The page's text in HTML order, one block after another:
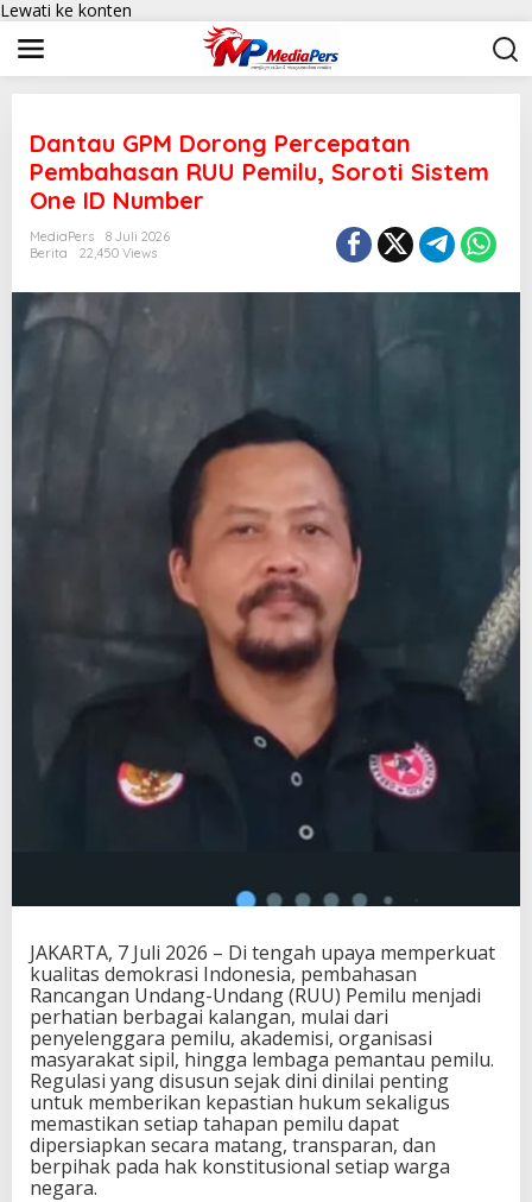
Lewati ke konten
Dantau GPM Dorong Percepatan
Pembahasan RUU Pemilu, Soroti Sistem
One ID Number
MediaPers
8 Juli 2026
Berita
22,450 Views
JAKARTA, 7 Juli 2026 – Di tengah upaya memperkuat
kualitas demokrasi Indonesia, pembahasan
Rancangan Undang-Undang (RUU) Pemilu menjadi
perhatian berbagai kalangan, mulai dari
penyelenggara pemilu, akademisi, organisasi
masyarakat sipil, hingga lembaga pemantau pemilu.
Regulasi yang disusun sejak dini dinilai penting
untuk memberikan kepastian hukum sekaligus
memastikan setiap tahapan pemilu dapat
dipersiapkan secara matang, transparan, dan
berpihak pada hak konstitusional setiap warga
negara.